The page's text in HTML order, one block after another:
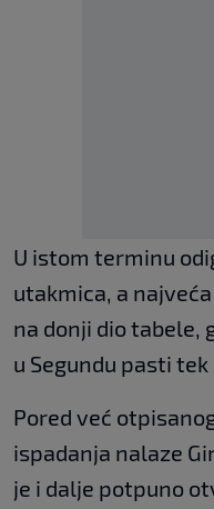
U istom terminu
utakmica, a
na donji dio tabele,
u Segundu pasti
Pored već
ispadanja nalaze
je i dalje potpuno